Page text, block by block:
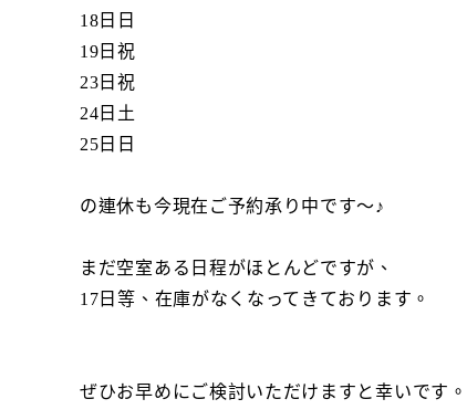
18日日
19日祝
23日祝
24日土
25日日
の連休も今現在ご予約承り中です～♪
まだ空室ある日程がほとんどですが、
17日等、在庫がなくなってきております。
ぜひお早めにご検討いただけますと幸いです。